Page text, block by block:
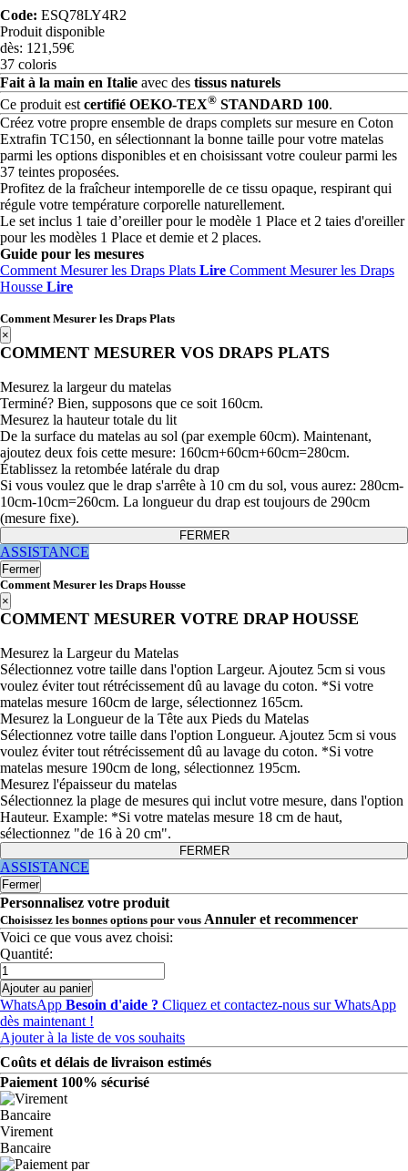
Code: ESQ78LY4R2
Produit disponible
dès: 121,59€
37 coloris
Fait à la main en Italie avec des tissus naturels
Ce produit est certifié OEKO-TEX® STANDARD 100.
Créez votre propre ensemble de draps complets sur mesure en Coton
Extrafin TC150, en sélectionnant la bonne taille pour votre matelas
parmi les options disponibles et en choisissant votre couleur parmi les
37 teintes proposées.
Profitez de la fraîcheur intemporelle de ce tissu opaque, respirant qui
régule votre température corporelle naturellement.
Le set inclus 1 taie d’oreiller pour le modèle 1 Place et 2 taies d'oreiller
pour les modèles 1 Place et demie et 2 places.
Guide pour les mesures
Comment Mesurer les Draps Plats Lire Comment Mesurer les Draps
Housse Lire
Comment Mesurer les Draps Plats
×
COMMENT MESURER VOS DRAPS PLATS
Mesurez la largeur du matelas
Terminé? Bien, supposons que ce soit 160cm.
Mesurez la hauteur totale du lit
De la surface du matelas au sol (par exemple 60cm). Maintenant,
ajoutez deux fois cette mesure: 160cm+60cm+60cm=280cm.
Établissez la retombée latérale du drap
Si vous voulez que le drap s'arrête à 10 cm du sol, vous aurez: 280cm-
10cm-10cm=260cm. La longueur du drap est toujours de 290cm
(mesure fixe).
FERMER
ASSISTANCE
Fermer
Comment Mesurer les Draps Housse
×
COMMENT MESURER VOTRE DRAP HOUSSE
Mesurez la Largeur du Matelas
Sélectionnez votre taille dans l'option Largeur. Ajoutez 5cm si vous
voulez éviter tout rétrécissement dû au lavage du coton. *Si votre
matelas mesure 160cm de large, sélectionnez 165cm.
Mesurez la Longueur de la Tête aux Pieds du Matelas
Sélectionnez votre taille dans l'option Longueur. Ajoutez 5cm si vous
voulez éviter tout rétrécissement dû au lavage du coton. *Si votre
matelas mesure 190cm de long, sélectionnez 195cm.
Mesurez l'épaisseur du matelas
Sélectionnez la plage de mesures qui inclut votre mesure, dans l'option
Hauteur. Example: *Si votre matelas mesure 18 cm de haut,
sélectionnez "de 16 à 20 cm".
FERMER
ASSISTANCE
Fermer
Personnalisez votre produit
Choisissez les bonnes options pour vous Annuler et recommencer
Voici ce que vous avez choisi:
Quantité:
Ajouter au panier
WhatsApp Besoin d'aide ? Cliquez et contactez-nous sur WhatsApp
dès maintenant !
Ajouter à la liste de vos souhaits
Coûts et délais de livraison estimés
Paiement 100% sécurisé
Virement
Bancaire